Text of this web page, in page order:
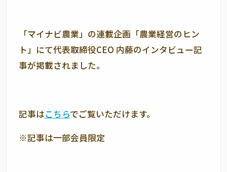
「マイナビ農業」の連載企画「農業経営のヒン
ト」にて代表取締役CEO 内藤のインタビュー記
事が掲載されました。
記事はこちらでご覧いただけます。
※記事は一部会員限定